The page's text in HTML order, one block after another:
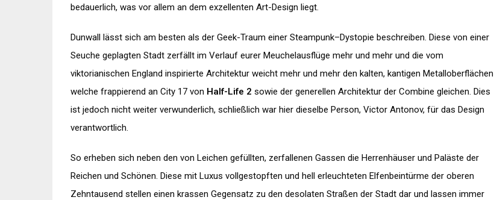
bedauerlich, was vor allem an dem exzellenten Art-Design liegt.
Dunwall lässt sich am besten als der Geek-Traum einer Steampunk–Dystopie beschreiben. Diese von einer
Seuche geplagten Stadt zerfällt im Verlauf eurer Meuchelausflüge mehr und mehr und die vom
viktorianischen England inspirierte Architektur weicht mehr und mehr den kalten, kantigen Metalloberflächen
welche frappierend an City 17 von Half-Life 2 sowie der generellen Architektur der Combine gleichen. Dies
ist jedoch nicht weiter verwunderlich, schließlich war hier dieselbe Person, Victor Antonov, für das Design
verantwortlich.
So erheben sich neben den von Leichen gefüllten, zerfallenen Gassen die Herrenhäuser und Paläste der
Reichen und Schönen. Diese mit Luxus vollgestopften und hell erleuchteten Elfenbeintürme der oberen
Zehntausend stellen einen krassen Gegensatz zu den desolaten Straßen der Stadt dar und lassen immer